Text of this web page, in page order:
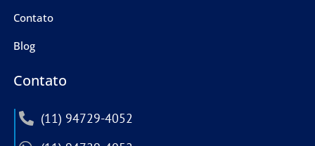
Contato
Blog
Contato
(11) 94729-4052